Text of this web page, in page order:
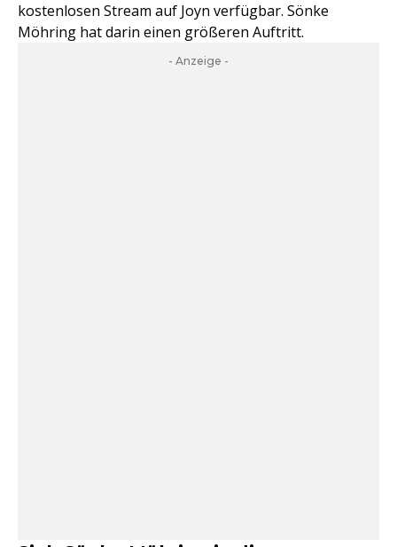
kostenlosen Stream auf Joyn verfügbar. Sönke
Möhring hat darin einen größeren Auftritt.
- Anzeige -